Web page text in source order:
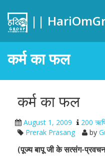
||
कर्म का फल
कर्म का फल
August 1, 2009
200
Prerak Prasang
by
(पूज्य बापू जी के सत्संग-